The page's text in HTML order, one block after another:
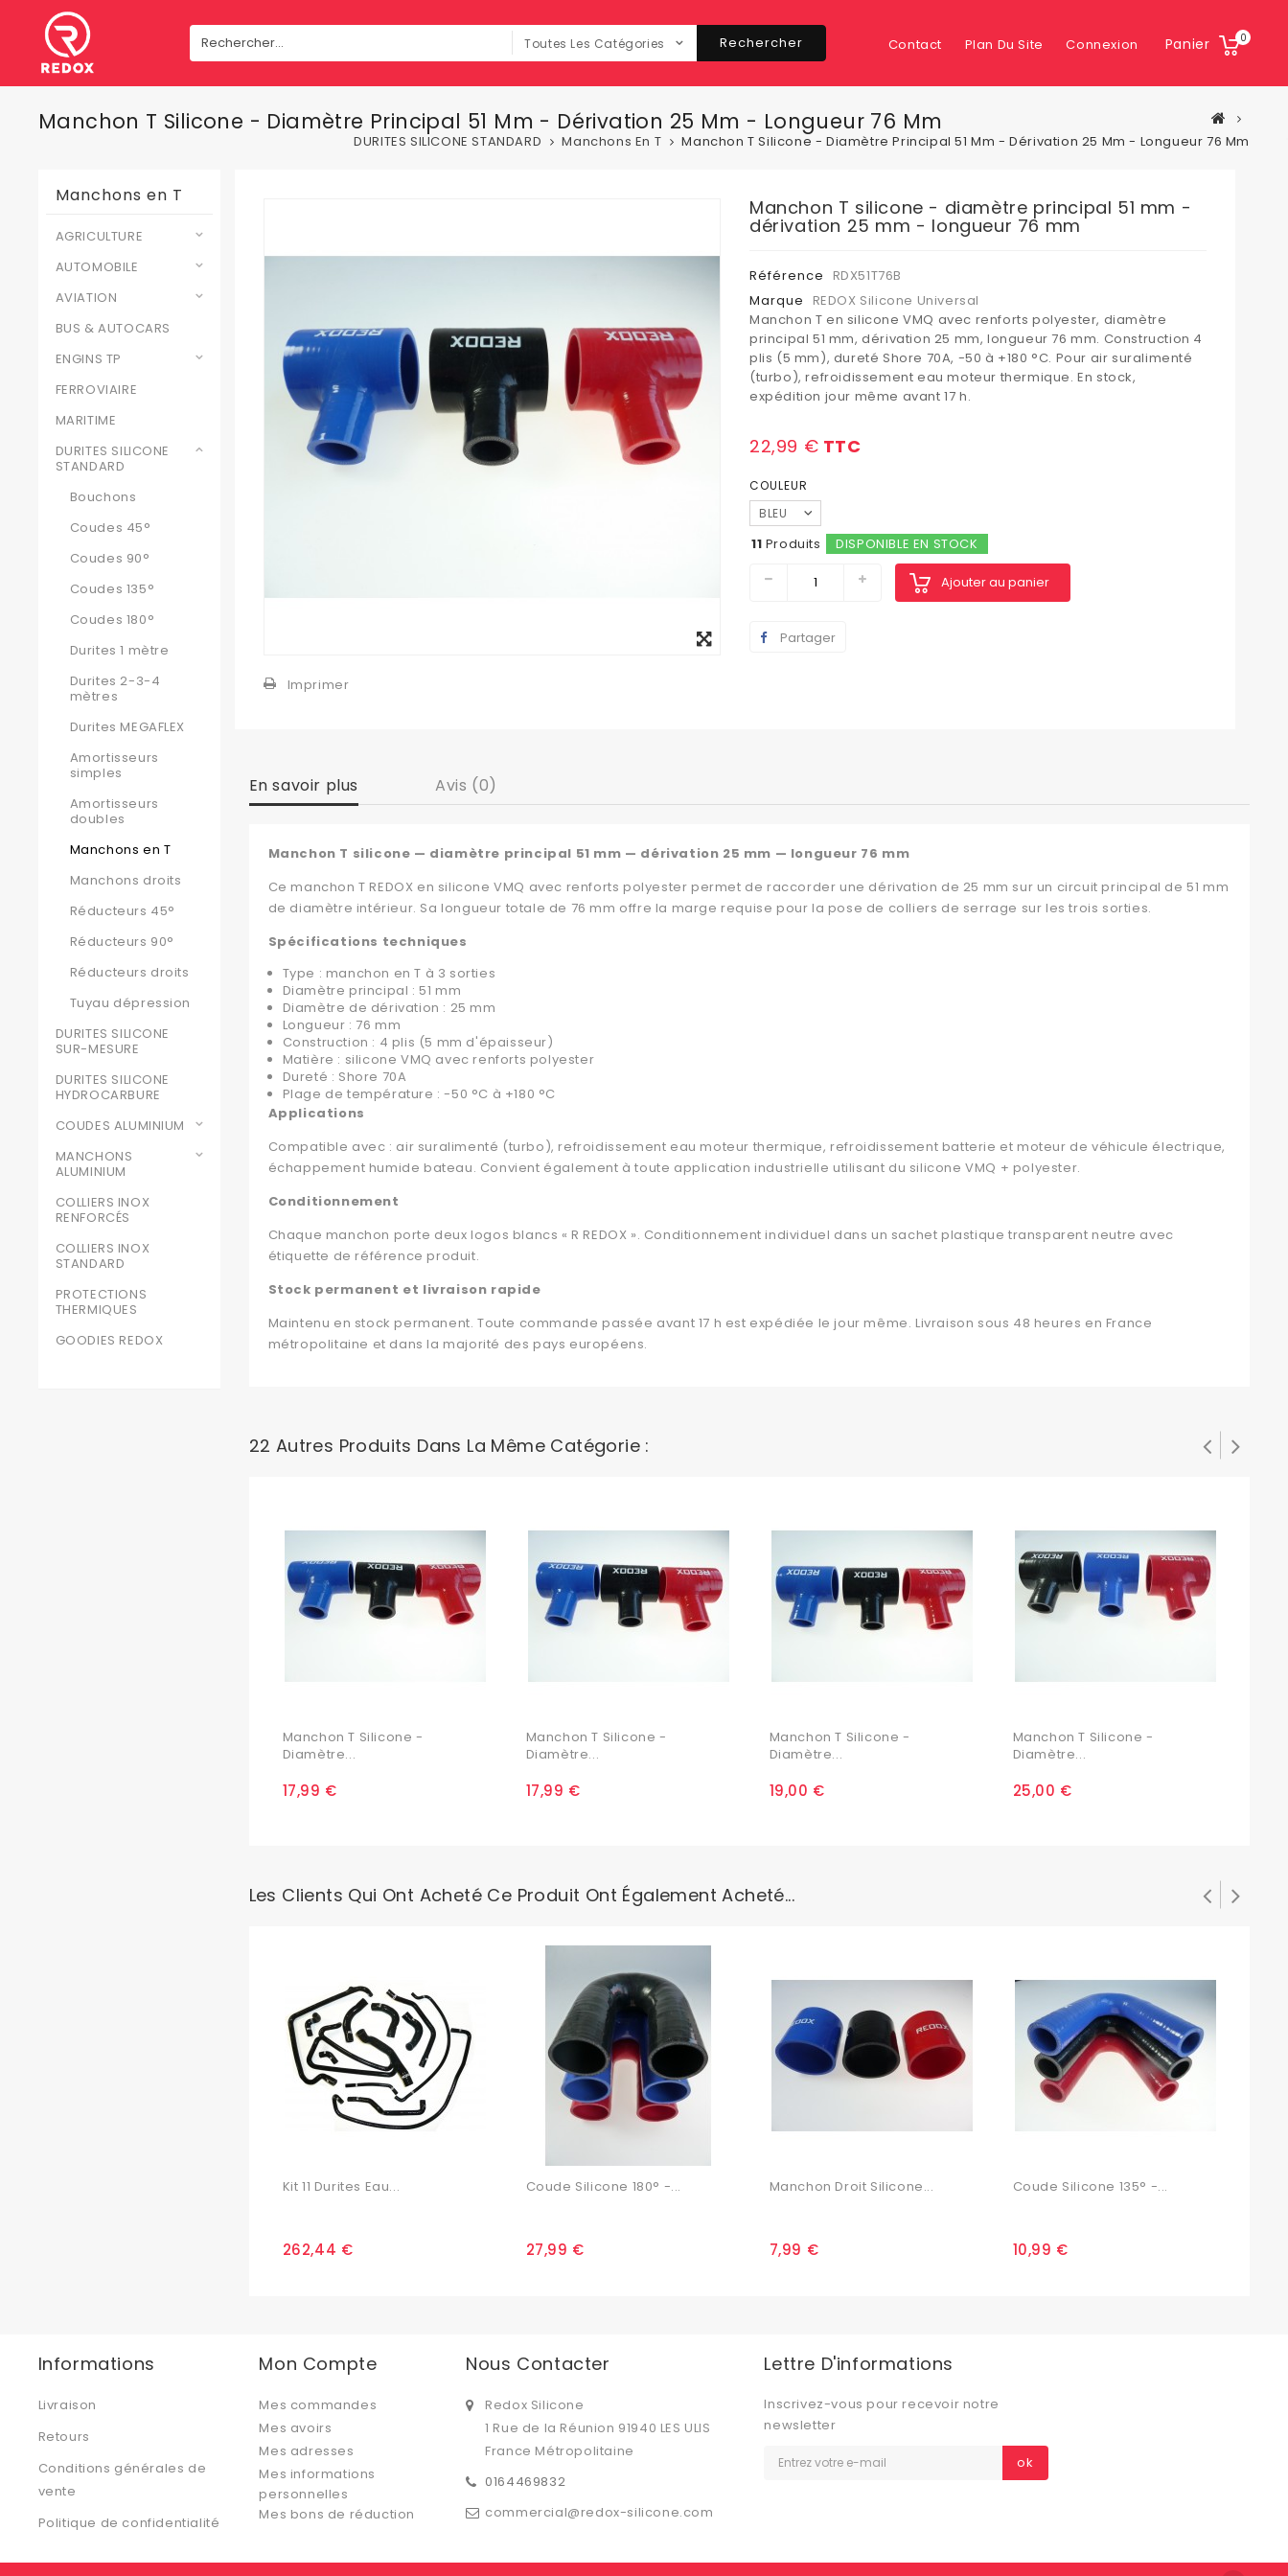
Panier 0
Contact Plan Du Site Connexion
Toutes Les Catégories Rechercher
Manchon T Silicone - Diamètre Principal 51 Mm - Dérivation 25 Mm - Longueur 76 Mm
DURITES SILICONE STANDARD Manchons En T Manchon T Silicone - Diamètre Principal 51 Mm - Dérivation 25 Mm - Longueur 76 Mm
Manchons en T
AGRICULTURE
AUTOMOBILE
AVIATION
BUS & AUTOCARS
ENGINS TP
FERROVIAIRE
MARITIME
DURITES SILICONE
STANDARD
Bouchons
Coudes 45°
Coudes 90°
Coudes 135°
Coudes 180°
Durites 1 mètre
Durites 2-3-4
mètres
Durites MEGAFLEX
Amortisseurs
simples
Amortisseurs
doubles
Manchons en T
Manchons droits
Réducteurs 45°
Réducteurs 90°
Réducteurs droits
Tuyau dépression
DURITES SILICONE
SUR-MESURE
DURITES SILICONE
HYDROCARBURE
COUDES ALUMINIUM
MANCHONS
ALUMINIUM
COLLIERS INOX
RENFORCÉS
COLLIERS INOX
STANDARD
PROTECTIONS
THERMIQUES
GOODIES REDOX
Imprimer
Manchon T silicone - diamètre principal 51 mm -
dérivation 25 mm - longueur 76 mm
Référence
RDX51T76B
Marque
REDOX Silicone Universal
Manchon T en silicone VMQ avec renforts polyester, diamètre
principal 51 mm, dérivation 25 mm, longueur 76 mm. Construction 4
plis (5 mm), dureté Shore 70A, -50 à +180 °C. Pour air suralimenté
(turbo), refroidissement eau moteur thermique. En stock,
expédition jour même avant 17 h.
22,99 € TTC
COULEUR
BLEU
11 Produits DISPONIBLE EN STOCK
Ajouter au panier
Partager
En savoir plus Avis (0)
Manchon T silicone — diamètre principal 51 mm — dérivation 25 mm — longueur 76 mm
Ce manchon T REDOX en silicone VMQ avec renforts polyester permet de raccorder une dérivation de 25 mm sur un circuit principal de 51 mm
de diamètre intérieur. Sa longueur totale de 76 mm offre la marge requise pour la pose de colliers de serrage sur les trois sorties.
Spécifications techniques
Type : manchon en T à 3 sorties
Diamètre principal : 51 mm
Diamètre de dérivation : 25 mm
Longueur : 76 mm
Construction : 4 plis (5 mm d'épaisseur)
Matière : silicone VMQ avec renforts polyester
Dureté : Shore 70A
Plage de température : -50 °C à +180 °C
Applications
Compatible avec : air suralimenté (turbo), refroidissement eau moteur thermique, refroidissement batterie et moteur de véhicule électrique,
échappement humide bateau. Convient également à toute application industrielle utilisant du silicone VMQ + polyester.
Conditionnement
Chaque manchon porte deux logos blancs « R REDOX ». Conditionnement individuel dans un sachet plastique transparent neutre avec
étiquette de référence produit.
Stock permanent et livraison rapide
Maintenu en stock permanent. Toute commande passée avant 17 h est expédiée le jour même. Livraison sous 48 heures en France
métropolitaine et dans la majorité des pays européens.
22 Autres Produits Dans La Même Catégorie :
Manchon T Silicone -
Diamètre...
17,99 €
Manchon T Silicone -
Diamètre...
17,99 €
Manchon T Silicone -
Diamètre...
19,00 €
Manchon T Silicone -
Diamètre...
25,00 €
Les Clients Qui Ont Acheté Ce Produit Ont Également Acheté...
Kit 11 Durites Eau...
262,44 €
Coude Silicone 180° -...
27,99 €
Manchon Droit Silicone...
7,99 €
Coude Silicone 135° -...
10,99 €
Informations
Livraison
Retours
Conditions générales de
vente
Politique de confidentialité
Mon Compte
Mes commandes
Mes avoirs
Mes adresses
Mes informations
personnelles
Mes bons de réduction
Nous Contacter
Redox Silicone
1 Rue de la Réunion 91940 LES ULIS
France Métropolitaine
0164469832
commercial@redox-silicone.com
Lettre D'informations
Inscrivez-vous pour recevoir notre
newsletter
ok